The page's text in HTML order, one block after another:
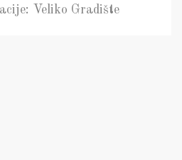
Veliko Gradište